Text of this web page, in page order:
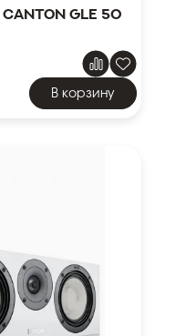
GLE 50
В корзину